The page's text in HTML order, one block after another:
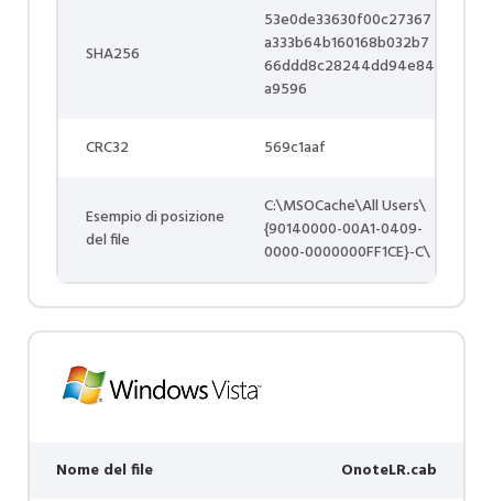
SHA256
53e0de33630f00c27367
a333b64b160168b032b7
66ddd8c28244dd94e84
a9596
CRC32 569c1aaf
Esempio di posizione
del file
C:\MSOCache\All Users\
{90140000-00A1-0409-
0000-0000000FF1CE}-C\
Nome del file OnoteLR.cab